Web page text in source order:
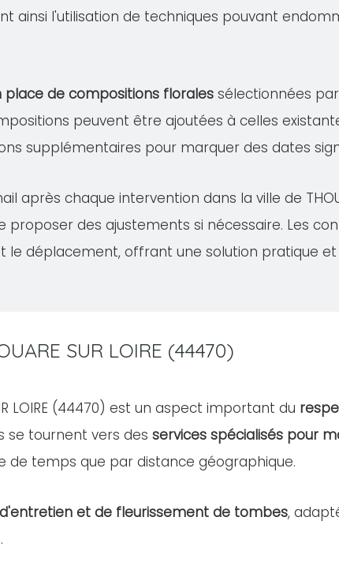
ainsi l'utilisation de techniques pouvant
place de compositions florales sélectionnées
peuvent être ajoutées à celles
supplémentaires pour marquer des dates
chaque intervention dans la ville de
des ajustements si nécessaire. Les
déplacement, offrant une solution pratique
SUR LOIRE (44470)
LOIRE (44470) est un aspect important du
se tournent vers des services spécialisés pour
temps que par distance géographique.
et de fleurissement de tombes,